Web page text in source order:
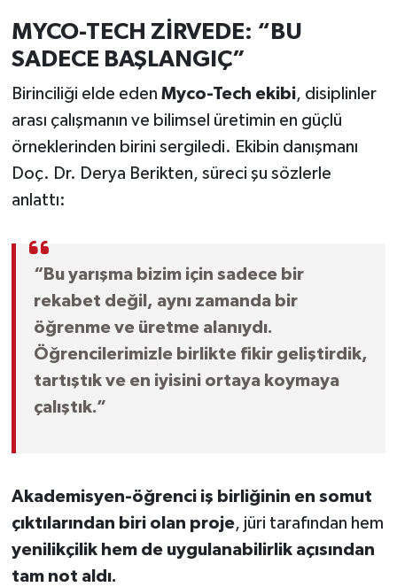
MYCO-TECH ZİRVEDE: “BU
SADECE BAŞLANGIÇ”
Birinciliği elde eden Myco-Tech ekibi, disiplinler
arası çalışmanın ve bilimsel üretimin en güçlü
örneklerinden birini sergiledi. Ekibin danışmanı
Doç. Dr. Derya Berikten, süreci şu sözlerle
anlattı:
“Bu yarışma bizim için sadece bir
rekabet değil, aynı zamanda bir
öğrenme ve üretme alanıydı.
Öğrencilerimizle birlikte fikir geliştirdik,
tartıştık ve en iyisini ortaya koymaya
çalıştık.”
Akademisyen-öğrenci iş birliğinin en somut
çıktılarından biri olan proje, jüri tarafından hem
yenilikçilik hem de uygulanabilirlik açısından
tam not aldı.